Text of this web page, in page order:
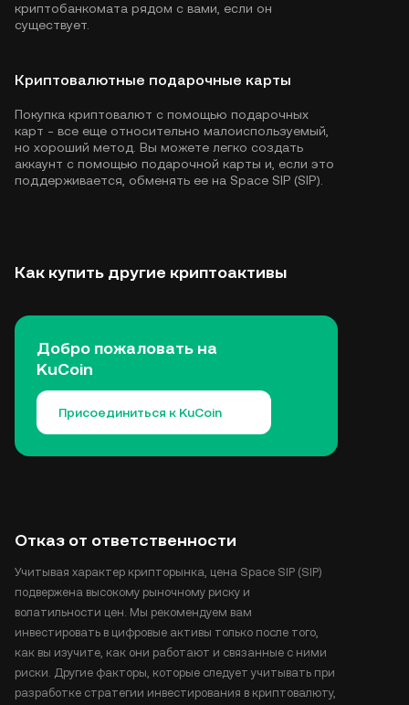
криптобанкомата рядом с вами, если он
существует.
Криптовалютные подарочные карты
Покупка криптовалют с помощью подарочных
карт - все еще относительно малоиспользуемый,
но хороший метод. Вы можете легко создать
аккаунт с помощью подарочной карты и, если это
поддерживается, обменять ее на Space SIP (SIP).
Как купить другие криптоактивы
Добро пожаловать на
KuCoin
Присоединиться к KuCoin
Отказ от ответственности
Учитывая характер крипторынка, цена Space SIP (SIP)
подвержена высокому рыночному риску и
волатильности цен. Мы рекомендуем вам
инвестировать в цифровые активы только после того,
как вы изучите, как они работают и связанные с ними
риски. Другие факторы, которые следует учитывать при
разработке стратегии инвестирования в криптовалюту,